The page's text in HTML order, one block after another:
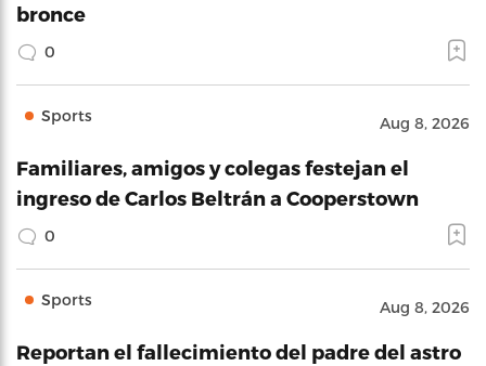
bronce
0
Sports Aug 8, 2026
Familiares, amigos y colegas festejan el
ingreso de Carlos Beltrán a Cooperstown
0
Sports Aug 8, 2026
Reportan el fallecimiento del padre del astro